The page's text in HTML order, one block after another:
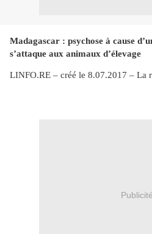
Madagascar : psychose à cause
s’attaque aux animaux d’élevage
LINFO.RE – créé le 8.07.2017 – La
Publicité